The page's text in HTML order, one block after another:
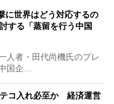
に世界はどう対応するの
する「蒸留を行う中国
人者・田代尚機氏のプレ
国企…
コ入れ必至か 経済運営